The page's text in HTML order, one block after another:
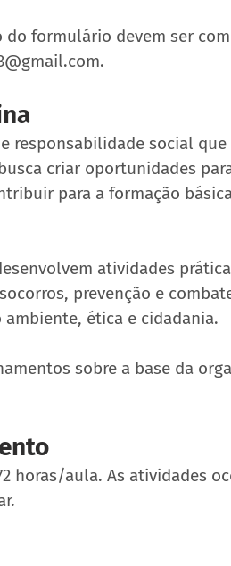
formulário devem ser
responsabilidade social
criar oportunidades
para a formação
atividades
prevenção e
ética e cidadania.
sobre a base da
horas/aula. As atividades